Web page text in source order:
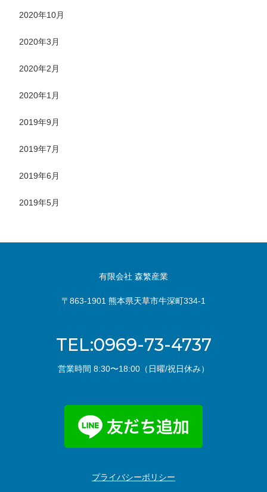
2020年10月
2020年3月
2020年2月
2020年1月
2019年9月
2019年7月
2019年6月
2019年5月
有限会社 森繁産業
〒863-1901 熊本県天草市牛深町334-1
TEL:0969-73-4737
営業時間 8:30〜18:00（日曜/祝日休み）
プライバシーポリシー